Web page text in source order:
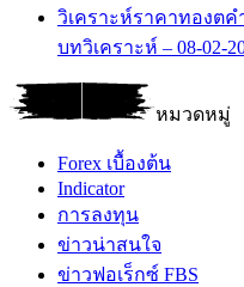
วิเคราะห์ราคาทองตค
บทวิเคราะห์ – 08-02-
หมวดหมู่
Forex เบื้องต้น
Indicator
การลงทุน
ข่าวน่าสนใจ
ข่าวฟอเร็กซ์ FBS